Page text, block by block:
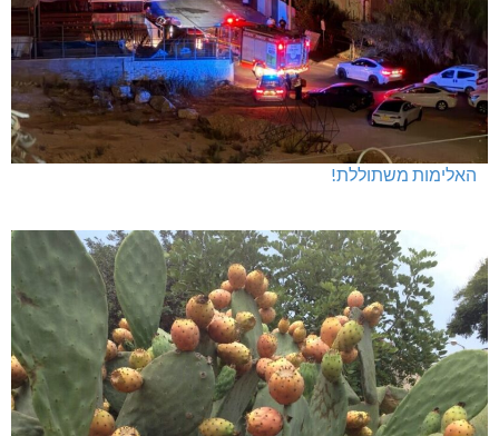
האלימות משתוללת!